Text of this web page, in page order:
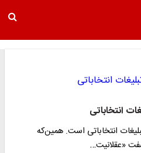
انتخاباتی
انتخاباتی است. همین‌که
«عقلانیت…